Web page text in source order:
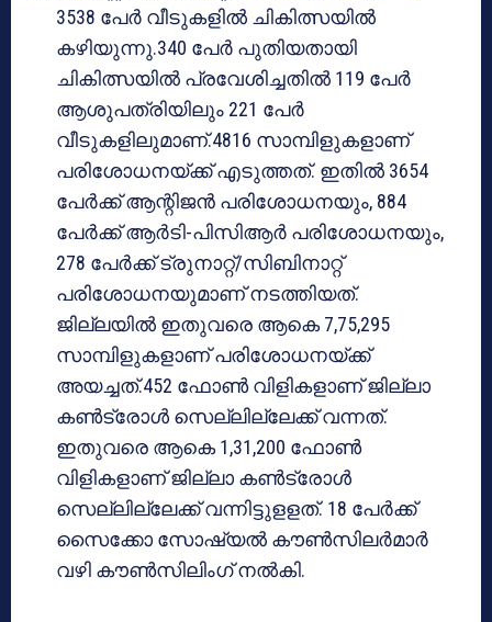
3538 പേർ വീടുകളിൽ ചികിത്സയിൽ
കഴിയുന്നു.340 പേർ പുതിയതായി
ചികിത്സയിൽ പ്രവേശിച്ചതിൽ 119 പേർ
ആശുപത്രിയിലും 221 പേർ
വീടുകളിലുമാണ്.4816 സാമ്പിളുകളാണ്
പരിശോധനയ്ക്ക് എടുത്തത്. ഇതിൽ 3654
പേർക്ക് ആന്റിജൻ പരിശോധനയും, 884
പേർക്ക് ആർടി-പിസിആർ പരിശോധനയും,
278 പേർക്ക് ട്രുനാറ്റ്/സിബിനാറ്റ്
പരിശോധനയുമാണ് നടത്തിയത്.
ജില്ലയിൽ ഇതുവരെ ആകെ 7,75,295
സാമ്പിളുകളാണ് പരിശോധനയ്ക്ക്
അയച്ചത്.452 ഫോൺ വിളികളാണ് ജില്ലാ
കൺട്രോൾ സെല്ലില്ലേക്ക് വന്നത്.
ഇതുവരെ ആകെ 1,31,200 ഫോൺ
വിളികളാണ് ജില്ലാ കൺട്രോൾ
സെല്ലില്ലേക്ക് വന്നിട്ടുളളത്. 18 പേർക്ക്
സൈക്കോ സോഷ്യൽ കൗൺസിലർമാർ
വഴി കൗൺസിലിംഗ് നൽകി.